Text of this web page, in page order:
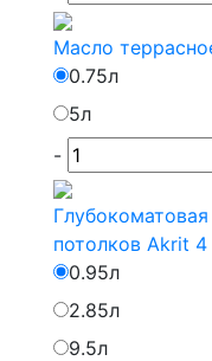
Масло
0.75л
5л
-
потолков Akrit 4
0.95л
2.85л
9.5л